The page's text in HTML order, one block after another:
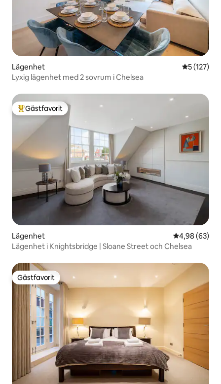
Lägenhet 5 av 5 i
5 (127)
Lyxig lägenhet med 2 sovrum i Chelsea
Populär gästfavorit
Gästfavorit
Lägenhet 4,98 av 5 i
4,98 (63)
Lägenhet i Knightsbridge | Sloane Street och Chelsea
Gästfavorit
Gästfavorit